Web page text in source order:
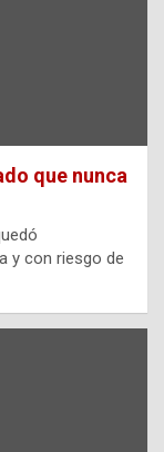
que nunca
y con riesgo de